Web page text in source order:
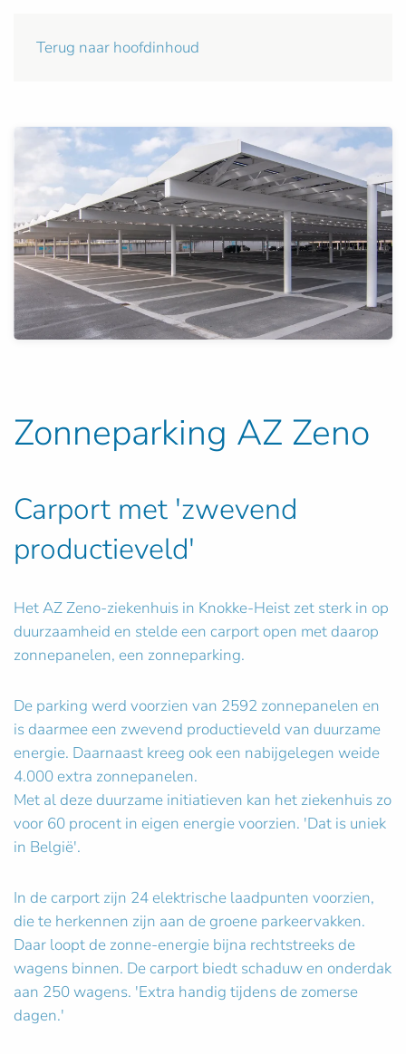
Terug naar hoofdinhoud
Zonneparking AZ Zeno
Carport met 'zwevend
productieveld'
Het AZ Zeno-ziekenhuis in Knokke-Heist zet sterk in op
duurzaamheid en stelde een carport open met daarop
zonnepanelen, een zonneparking.
De parking werd voorzien van 2592 zonnepanelen en
is daarmee een zwevend productieveld van duurzame
energie. Daarnaast kreeg ook een nabijgelegen weide
4.000 extra zonnepanelen.
Met al deze duurzame initiatieven kan het ziekenhuis zo
voor 60 procent in eigen energie voorzien. 'Dat is uniek
in België'.
In de carport zijn 24 elektrische laadpunten voorzien,
die te herkennen zijn aan de groene parkeervakken.
Daar loopt de zonne-energie bijna rechtstreeks de
wagens binnen. De carport biedt schaduw en onderdak
aan 250 wagens. 'Extra handig tijdens de zomerse
dagen.'